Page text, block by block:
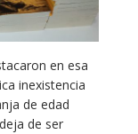
en esa
inexistencia
de edad
de ser